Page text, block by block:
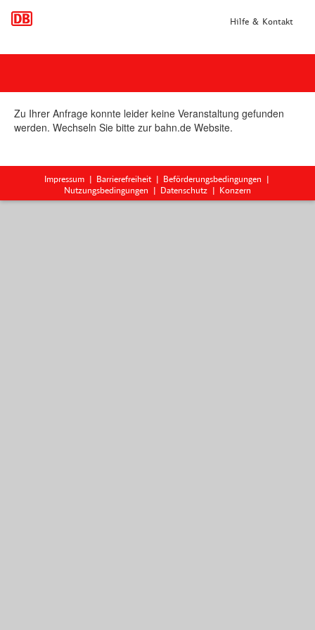
Hilfe & Kontakt
Zu Ihrer Anfrage konnte leider keine Veranstaltung gefunden
werden. Wechseln Sie bitte zur bahn.de Website.
Impressum Barrierefreiheit
Beförderungsbedingungen
Nutzungsbedingungen
Datenschutz Konzern